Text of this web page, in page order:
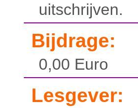
uitschrijven.
Bijdrage:
0,00 Euro
Lesgever: